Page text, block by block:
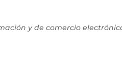
y de comercio